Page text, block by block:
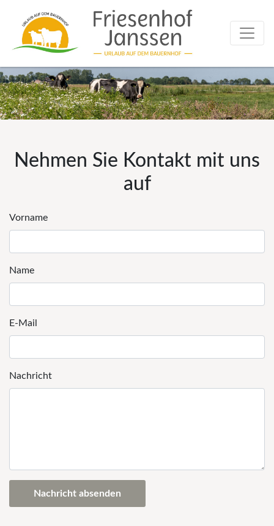
Nehmen Sie Kontakt mit uns
auf
Vorname
Name
E-Mail
Nachricht
Nachricht absenden